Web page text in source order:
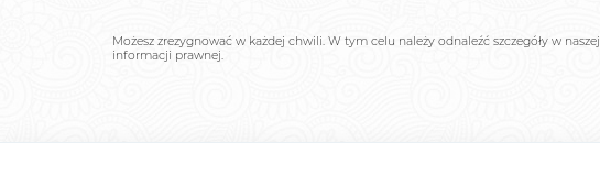
Możesz zrezygnować w każdej chwili. W tym celu należy odnaleźć szczegóły w naszej
informacji prawnej.